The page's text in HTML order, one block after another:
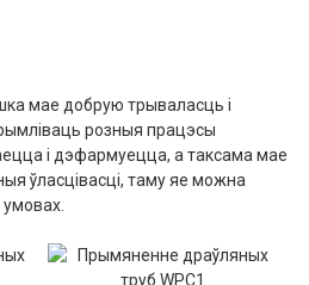
мае добрую трываласць і
розныя працэсы
і дэфармуецца, а таксама мае
ўласцівасці, таму яе можна